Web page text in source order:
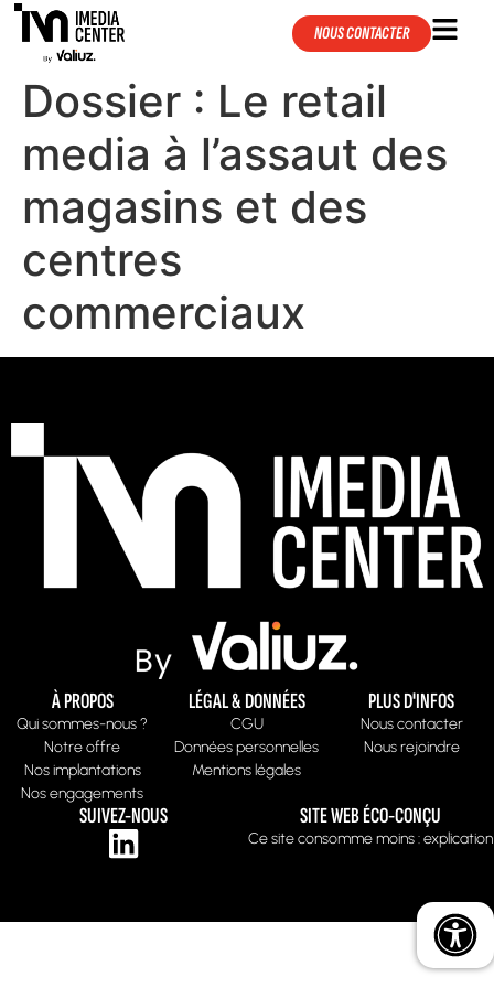
NOUS CONTACTER
Dossier : Le retail
media à l’assaut des
magasins et des
centres
commerciaux
À PROPOS
Qui sommes-nous ?
Notre offre
Nos implantations
Nos engagements
LÉGAL & DONNÉES
CGU
Données personnelles
Mentions légales
PLUS D'INFOS
Nous contacter
Nous rejoindre
SUIVEZ-NOUS SITE WEB ÉCO-CONÇU
Ce site consomme moins : explication